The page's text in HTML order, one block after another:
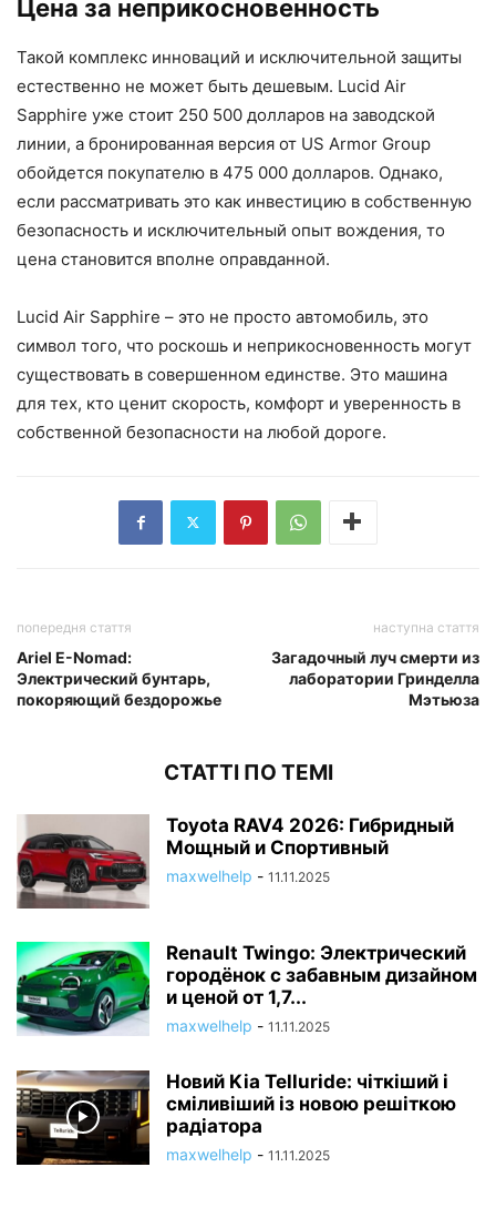
Цена за неприкосновенность
Такой комплекс инноваций и исключительной защиты
естественно не может быть дешевым. Lucid Air
Sapphire уже стоит 250 500 долларов на заводской
линии, а бронированная версия от US Armor Group
обойдется покупателю в 475 000 долларов. Однако,
если рассматривать это как инвестицию в собственную
безопасность и исключительный опыт вождения, то
цена становится вполне оправданной.
Lucid Air Sapphire – это не просто автомобиль, это
символ того, что роскошь и неприкосновенность могут
существовать в совершенном единстве. Это машина
для тех, кто ценит скорость, комфорт и уверенность в
собственной безопасности на любой дороге.
попередня стаття
Ariel E-Nomad:
Электрический бунтарь,
покоряющий бездорожье
наступна стаття
Загадочный луч смерти из
лаборатории Гринделла
Мэтьюза
СТАТТІ ПО ТЕМІ
Toyota RAV4 2026: Гибридный
Мощный и Спортивный
maxwelhelp - 11.11.2025
Renault Twingo: Электрический
городёнок с забавным дизайном
и ценой от 1,7...
maxwelhelp - 11.11.2025
Новий Kia Telluride: чіткіший і
сміливіший із новою решіткою
радіатора
maxwelhelp - 11.11.2025